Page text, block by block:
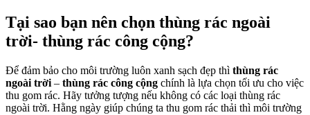
Tại sao bạn nên chọn thùng rác ngoài
trời- thùng rác công cộng?
Để đảm bảo cho môi trường luôn xanh sạch đẹp thì thùng rác
ngoài trời – thùng rác công cộng chính là lựa chọn tối ưu cho việc
thu gom rác. Hãy tưởng tượng nếu không có các loại thùng rác
ngoài trời. Hằng ngày giúp chúng ta thu gom rác thải thì môi trường